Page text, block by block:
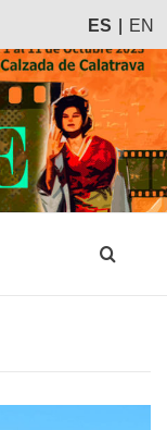
ES EN